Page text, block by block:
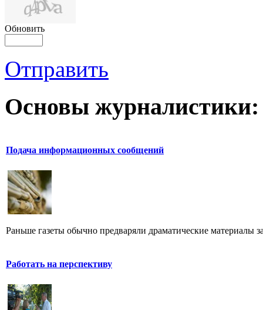
Обновить
Отправить
Основы журналистики:
Подача информационных сообщений
Раньше газеты обычно предваряли драматические материалы
Работать на перспективу